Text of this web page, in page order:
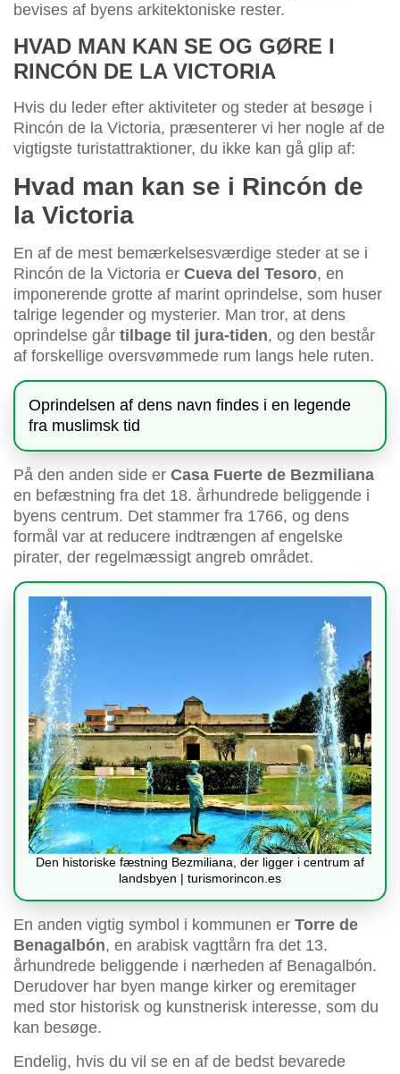
bevises af byens arkitektoniske rester.
HVAD MAN KAN SE OG GØRE I
RINCÓN DE LA VICTORIA
Hvis du leder efter aktiviteter og steder at besøge i
Rincón de la Victoria, præsenterer vi her nogle af de
vigtigste turistattraktioner, du ikke kan gå glip af:
Hvad man kan se i Rincón de
la Victoria
En af de mest bemærkelsesværdige steder at se i
Rincón de la Victoria er Cueva del Tesoro, en
imponerende grotte af marint oprindelse, som huser
talrige legender og mysterier. Man tror, at dens
oprindelse går tilbage til jura-tiden, og den består
af forskellige oversvømmede rum langs hele ruten.
Oprindelsen af dens navn findes i en legende
fra muslimsk tid
På den anden side er Casa Fuerte de Bezmiliana
en befæstning fra det 18. århundrede beliggende i
byens centrum. Det stammer fra 1766, og dens
formål var at reducere indtrængen af engelske
pirater, der regelmæssigt angreb området.
Den historiske fæstning Bezmiliana, der ligger i centrum af
landsbyen | turismorincon.es
En anden vigtig symbol i kommunen er Torre de
Benagalbón, en arabisk vagttårn fra det 13.
århundrede beliggende i nærheden af Benagalbón.
Derudover har byen mange kirker og eremitager
med stor historisk og kunstnerisk interesse, som du
kan besøge.
Endelig, hvis du vil se en af de bedst bevarede